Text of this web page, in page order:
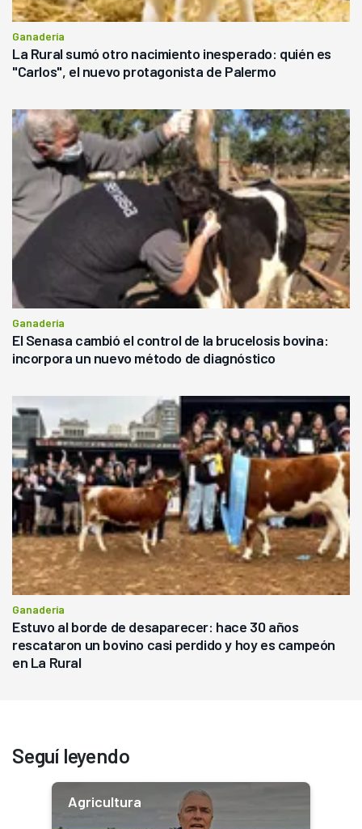
Ganadería
La Rural sumó otro nacimiento inesperado: quién es
"Carlos", el nuevo protagonista de Palermo
Ganadería
El Senasa cambió el control de la brucelosis bovina:
incorpora un nuevo método de diagnóstico
Ganadería
Estuvo al borde de desaparecer: hace 30 años
rescataron un bovino casi perdido y hoy es campeón
en La Rural
Seguí leyendo
Agricultura